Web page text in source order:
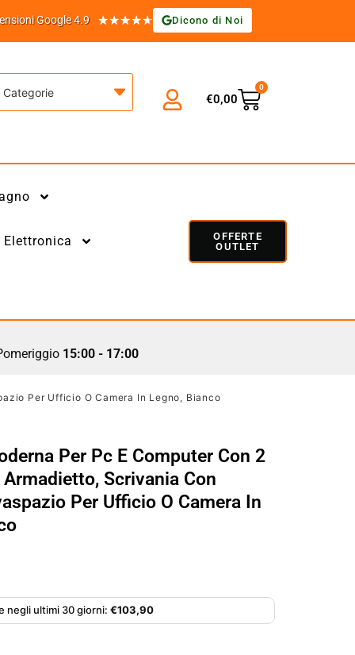
Google 4.9 ★★★★★ Dicono di Noi
Categorie €0,00
0
Elettronica
OFFERTE
OUTLET
15:00 - 17:00
Per Ufficio O Camera In Legno, Bianco
Per Pc E Computer Con 2
Scrivania Con
Per Ufficio O Camera In
negli ultimi 30 giorni: €103,90